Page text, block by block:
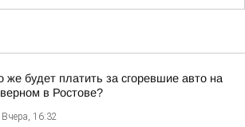
же будет платить за сгоревшие авто на
в Ростове?
Вчера, 16:32